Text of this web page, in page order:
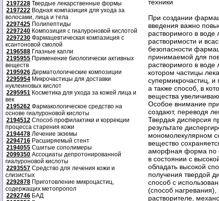
2197228 Твердые лекарственные формы
2197222 Водная компазиция для ухода за
волосами, лица и тела
2297425 Полипептиды
2297240 Композиция с гиалуроновой кислотой
2297230 Фармацевтическая компазиция с
ксантоновой смолой
2196588 Глазные капли
2195955 Применение биологически активных
веществ
2195926 Дерматологические композиции
2295954 Микрочастицы для доставки
нуклеиновых кислот
2295951 Косметика для ухода за кожей лица и
век
2195262 Фармакологическое средство на
основе гиалуроновой кислоты
2194512 Способ профилактики и коррекции
процесса старения кожи
2194478 Лечение экземы
2294716 Расширяемый стент
2194055 Сшитые сополимеры
2099350 Ассоциаты депротонированной
гиалуроновой кислоты
2293557 Средство для лечения кожи и
слизистых
2292878 Приготовление микроцастиц,
содержащих метопропол
2292746 БАД
техники
При создании
введения важно
растворимого в воде
растворимости и
безопасности
принимаемой для
растворимого в воде
котором частицы
супермикрочастиц,
а также способ, в
вещества
Особое внимание
создают, переводя
Твердая дисперсия
результате
мономолекулярном
вещество
аморфная форма по
в состоянии с
обладать высокой
получения твердой
способ с
(способ
растворителе,